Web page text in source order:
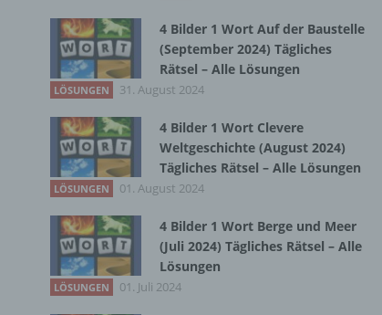
4 Bilder 1 Wort Auf der Baustelle
(September 2024) Tägliches
Rätsel – Alle Lösungen
LÖSUNGEN 31. August 2024
4 Bilder 1 Wort Clevere
Weltgeschichte (August 2024)
Tägliches Rätsel – Alle Lösungen
LÖSUNGEN 01. August 2024
4 Bilder 1 Wort Berge und Meer
(Juli 2024) Tägliches Rätsel – Alle
Lösungen
LÖSUNGEN 01. Juli 2024